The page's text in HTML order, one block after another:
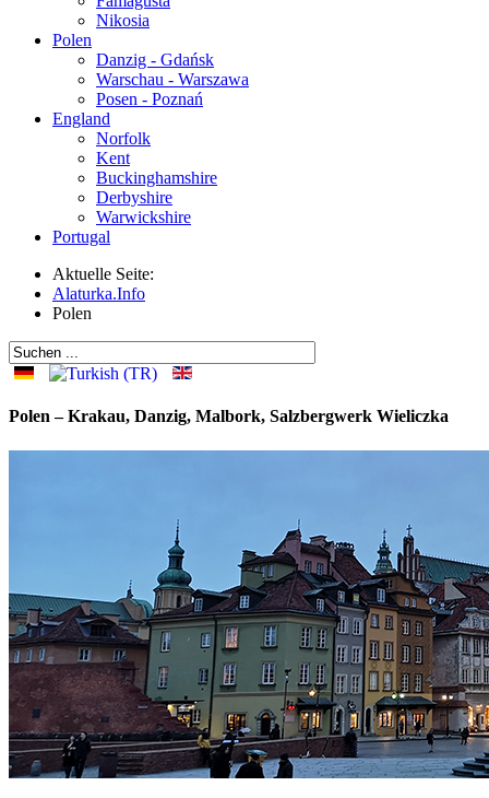
Nikosia
Polen
Danzig - Gdańsk
Warschau - Warszawa
Posen - Poznań
England
Norfolk
Kent
Buckinghamshire
Derbyshire
Warwickshire
Portugal
Aktuelle Seite:
Alaturka.Info
Polen
Polen – Krakau, Danzig, Malbork, Salzbergwerk Wieliczka